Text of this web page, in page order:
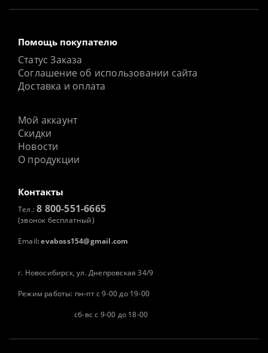
Помощь покупателю
Статус Заказа
Соглашение об использовании сайта
Доставка и оплата
Мой аккаунт
Скидки
Новости
О продукции
Контакты
Тел.:8 800-551-6665
(звонок бесплатный)
Email: evaboss154@gmail.com
г. Новосибирск, ул. Днепровская 34/9
Режим работы: пн-пт с 9-00 до 19-00
сб-вс с 9-00 до 18-00